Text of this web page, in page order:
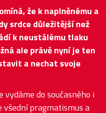
že k naplněnému a
srdce důležitější než
k neustálému tlaku
ale právě nyní je ten
a nechat svoje
do současného i
všední pragmatismus a